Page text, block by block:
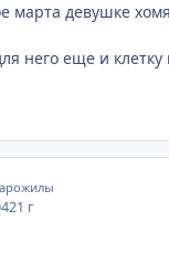
марта девушке
него еще и клетку
21 г